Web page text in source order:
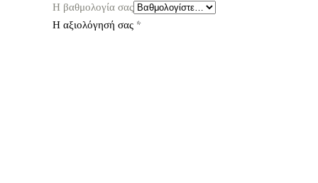
Η βαθμολογία σας
Η αξιολόγησή σας *